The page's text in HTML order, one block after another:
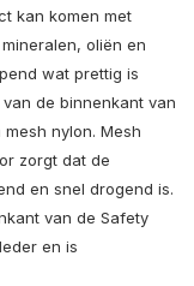
kan komen met
oliën en
wat prettig is
de binnenkant van
nylon. Mesh
zorgt dat de
en snel drogend is.
van de Safety
en is